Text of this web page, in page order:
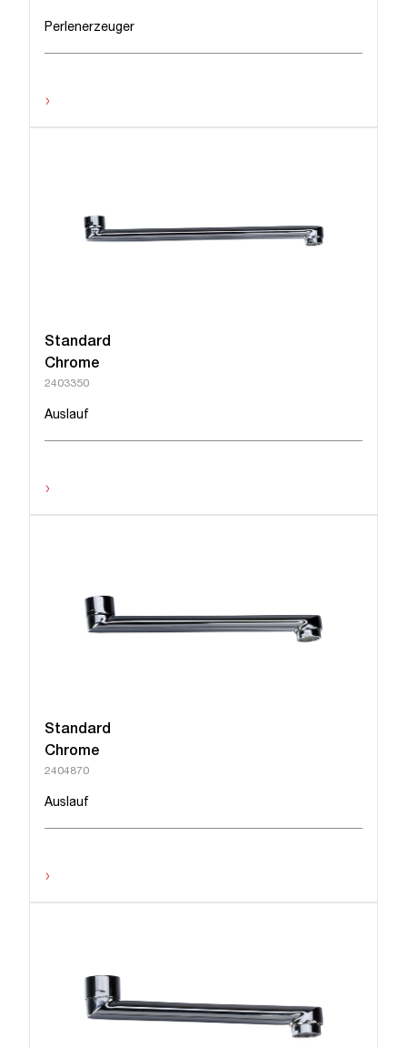
Perlenerzeuger
›
Standard
Chrome
2403350
Auslauf
›
Standard
Chrome
2404870
Auslauf
›